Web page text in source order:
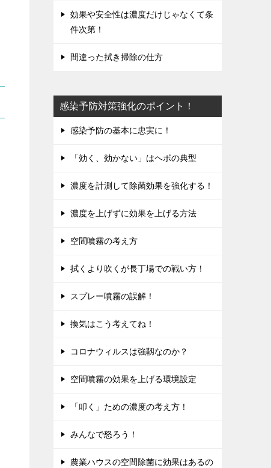
効果や安全性は濃度だけじゃなくて条
件次第！
間違った拭き掃除の仕方
感染予防対策強化のポイント！
感染予防の基本に忠実に！
「効く、効かない」はヘボの典型
濃度を計測して除菌効果を強化する！
濃度を上げずに効果を上げる方法
空間噴霧の考え方
拭くより吹くが長丁場での戦い方！
スプレー噴霧の誤解！
換気はこう考えてね！
コロナウィルスは強靱なのか？
空間噴霧の効果を上げる環境設定
「叩く」ための濃度の考え方！
みんなで怒ろう！
農業ハウスの空間除菌に効果はあるの